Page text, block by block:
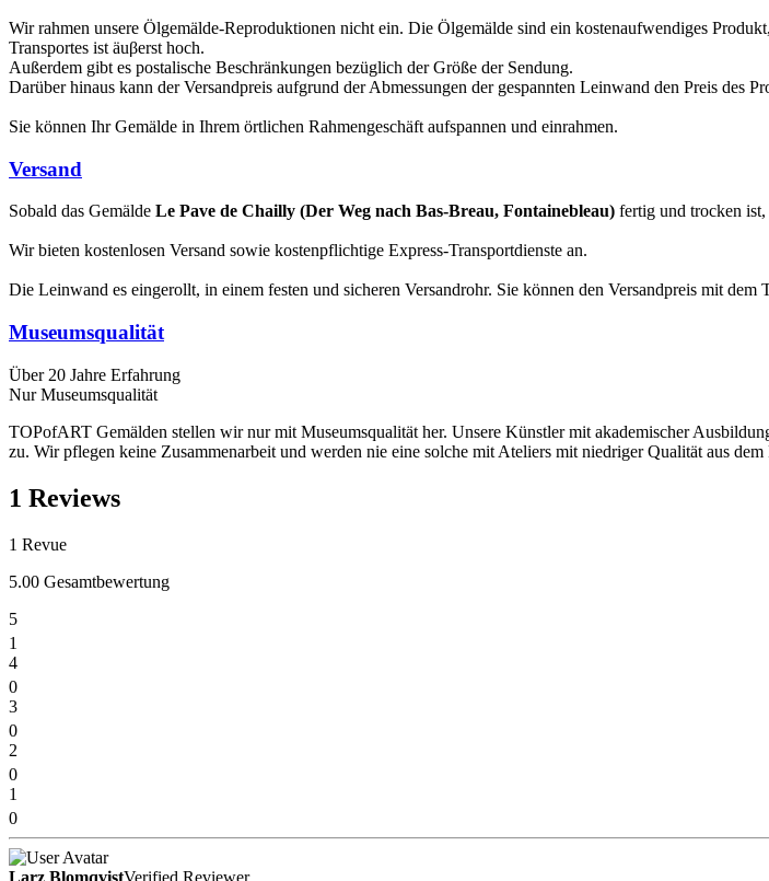
Wir rahmen unsere Ölgemälde-Reproduktionen nicht ein. Die Ölgemälde sind ein kostenaufwendiges
Transportes ist äuβerst hoch.
Außerdem gibt es postalische Beschränkungen bezüglich der Größe der Sendung.
Darüber hinaus kann der Versandpreis aufgrund der Abmessungen der gespannten Leinwand den Preis des
Sie können Ihr Gemälde in Ihrem örtlichen Rahmengeschäft aufspannen und einrahmen.
Versand
Sobald das Gemälde Le Pave de Chailly (Der Weg nach Bas-Breau, Fontainebleau) fertig und trocken ist,
Wir bieten kostenlosen Versand sowie kostenpflichtige Express-Transportdienste an.
Die Leinwand es eingerollt, in einem festen und sicheren Versandrohr. Sie können den Versandpreis mit dem
Museumsqualität
Über 20 Jahre Erfahrung
Nur Museumsqualität
TOPofART Gemälden stellen wir nur mit Museumsqualität her. Unsere Künstler mit akademischer
zu. Wir pflegen keine Zusammenarbeit und werden nie eine solche mit Ateliers mit niedriger Qualität aus
1 Reviews
1 Revue
5.00 Gesamtbewertung
5
1
4
0
3
0
2
0
1
0
Larz BlomqvistVerified Reviewer